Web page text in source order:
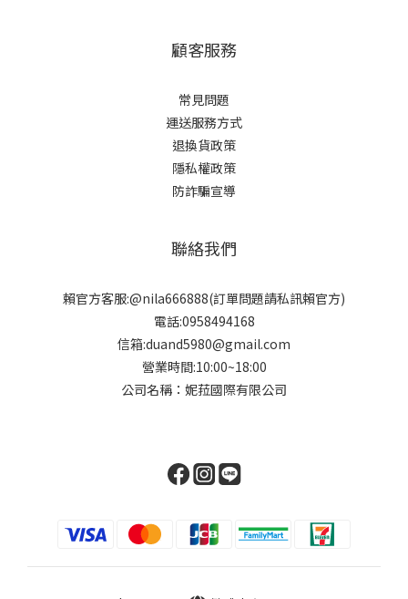
顧客服務
常見問題
運送服務方式
退換貨政策
隱私權政策
防詐騙宣導
聯絡我們
賴官方客服:@nila666888(訂單問題請私訊賴官方)
電話:0958494168
信箱:duand5980@gmail.com
營業時間:10:00~18:00
公司名稱：妮菈國際有限公司